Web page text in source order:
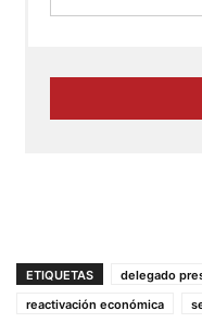
ETIQUETAS delegado
reactivación económica